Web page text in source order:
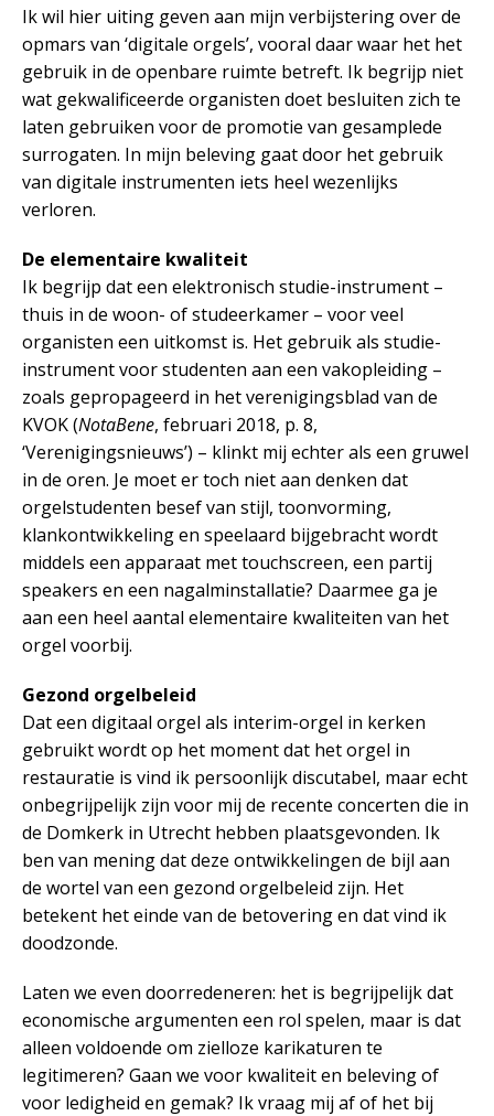
Ik wil hier uiting geven aan mijn verbijstering over de
opmars van ‘digitale orgels’, vooral daar waar het het
gebruik in de openbare ruimte betreft. Ik begrijp niet
wat gekwalificeerde organisten doet besluiten zich te
laten gebruiken voor de promotie van gesamplede
surrogaten. In mijn beleving gaat door het gebruik
van digitale instrumenten iets heel wezenlijks
verloren.
De elementaire kwaliteit
Ik begrijp dat een elektronisch studie-instrument –
thuis in de woon- of studeerkamer – voor veel
organisten een uitkomst is. Het gebruik als studie-
instrument voor studenten aan een vakopleiding –
zoals gepropageerd in het verenigingsblad van de
KVOK (NotaBene, februari 2018, p. 8,
‘Verenigingsnieuws’) – klinkt mij echter als een gruwel
in de oren. Je moet er toch niet aan denken dat
orgelstudenten besef van stijl, toonvorming,
klankontwikkeling en speelaard bijgebracht wordt
middels een apparaat met touchscreen, een partij
speakers en een nagalminstallatie? Daarmee ga je
aan een heel aantal elementaire kwaliteiten van het
orgel voorbij.
Gezond orgelbeleid
Dat een digitaal orgel als interim-orgel in kerken
gebruikt wordt op het moment dat het orgel in
restauratie is vind ik persoonlijk discutabel, maar echt
onbegrijpelijk zijn voor mij de recente concerten die in
de Domkerk in Utrecht hebben plaatsgevonden. Ik
ben van mening dat deze ontwikkelingen de bijl aan
de wortel van een gezond orgelbeleid zijn. Het
betekent het einde van de betovering en dat vind ik
doodzonde.
Laten we even doorredeneren: het is begrijpelijk dat
economische argumenten een rol spelen, maar is dat
alleen voldoende om zielloze karikaturen te
legitimeren? Gaan we voor kwaliteit en beleving of
voor ledigheid en gemak? Ik vraag mij af of het bij